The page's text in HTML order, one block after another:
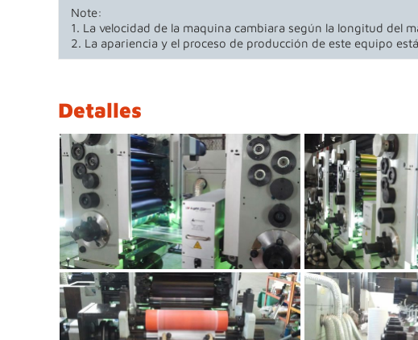
Note:
1. La velocidad de la maquina cambiara según la longitud del
2. La apariencia y el proceso de producción de este equipo
Detalles